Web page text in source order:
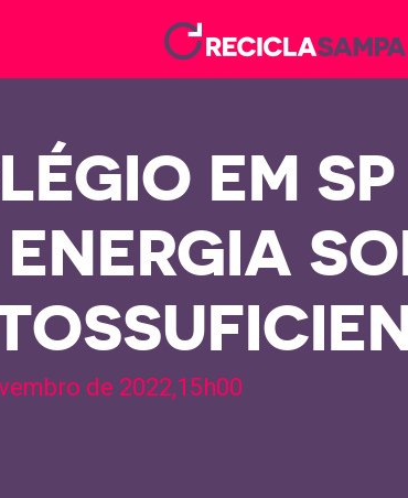
EM
de 2022,15h00